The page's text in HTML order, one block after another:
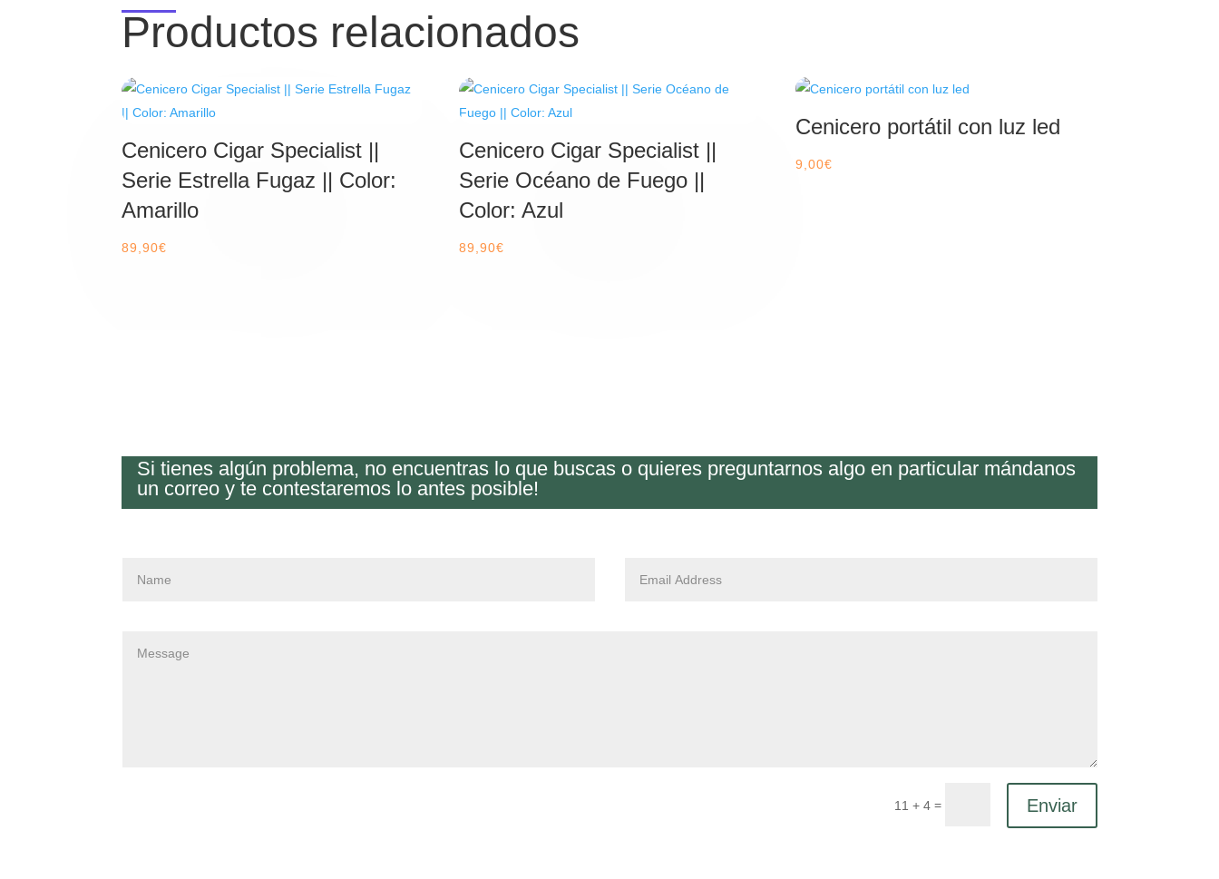
Productos relacionados
Cenicero Cigar Specialist ||
Serie Estrella Fugaz || Color:
Amarillo
89,90€
Cenicero Cigar Specialist ||
Serie Océano de Fuego ||
Color: Azul
89,90€
Cenicero portátil con luz led
9,00€
Si tienes algún problema, no encuentras lo que buscas o quieres preguntarnos algo en particular mándanos
un correo y te contestaremos lo antes posible!
11 + 4= Enviar